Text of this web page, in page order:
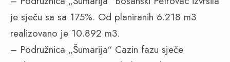
je sječu sa sa 175%. Od planiranih 6.218 m3
realizovano je 10.892 m3.
– Podružnica „Šumarija“ Cazin fazu sječe